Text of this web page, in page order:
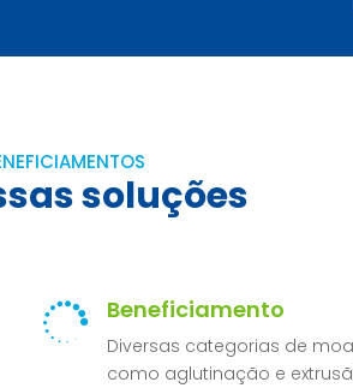
soluções
 Beneficiamento
Diversas categorias de
como aglutinação e